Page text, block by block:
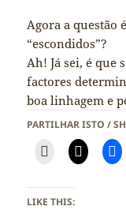
Agora a questão
“escondidos”?
Ah! Já sei, é que
factores
boa linhagem e
PARTILHAR ISTO /
LIKE THIS: